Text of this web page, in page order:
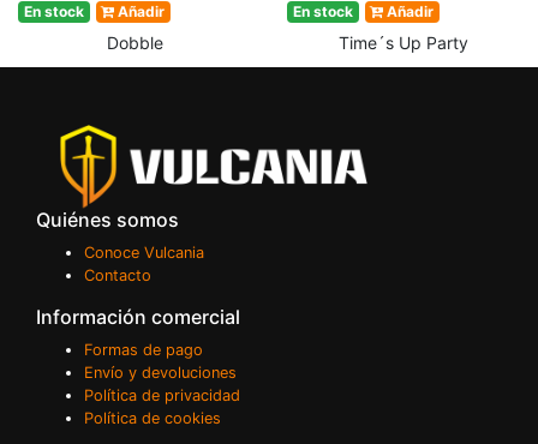
En stock Añadir
Dobble
En stock Añadir
Time´s Up Party
Quiénes somos
Conoce Vulcania
Contacto
Información comercial
Formas de pago
Envío y devoluciones
Política de privacidad
Política de cookies